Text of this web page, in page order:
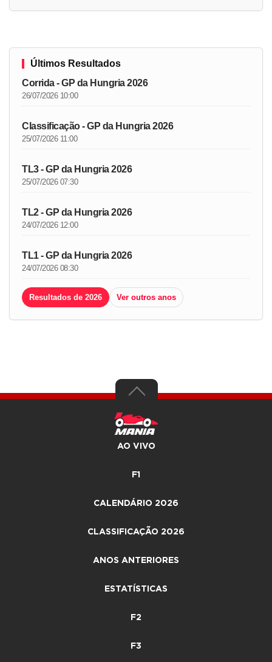
Últimos Resultados
Corrida - GP da Hungria 2026
26/07/2026 10:00
Classificação - GP da Hungria 2026
25/07/2026 11:00
TL3 - GP da Hungria 2026
25/07/2026 07:30
TL2 - GP da Hungria 2026
24/07/2026 12:00
TL1 - GP da Hungria 2026
24/07/2026 08:30
Resultados de 2026 Ver outros anos
AO VIVO
F1
CALENDÁRIO 2026
CLASSIFICAÇÃO 2026
ANOS ANTERIORES
ESTATÍSTICAS
F2
F3